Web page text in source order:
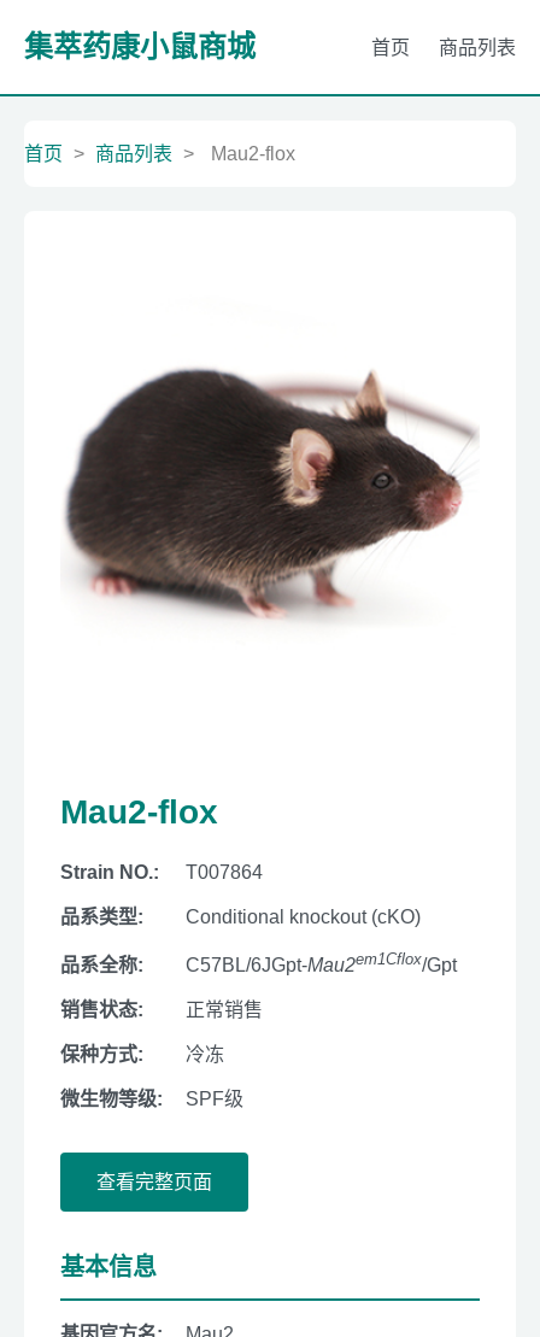
集萃药康小鼠商城 首页 商品列表
首页 > 商品列表 > Mau2-flox
Mau2-flox
Strain NO.: T007864
品系类型: Conditional knockout (cKO)
品系全称: C57BL/6JGpt-Mau2em1Cflox/Gpt
销售状态: 正常销售
保种方式: 冷冻
微生物等级: SPF级
查看完整页面
基本信息